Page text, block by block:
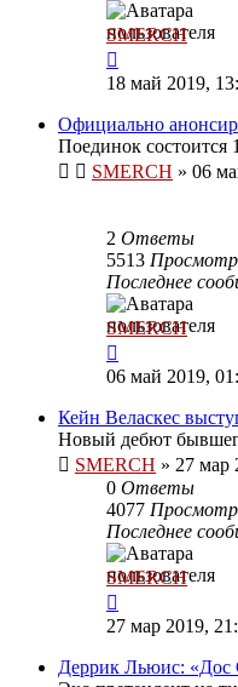
SMERCH
18 май 2019,
Официально
Поединок состоится
SMERCH » 06
2 Ответы
5513
Последнее
SMERCH
06 май 2019,
Кейн Веласкес
Новый дебют
SMERCH » 27 мар
0 Ответы
4077
Последнее
SMERCH
27 мар 2019,
Деррик Льюис: «Дос